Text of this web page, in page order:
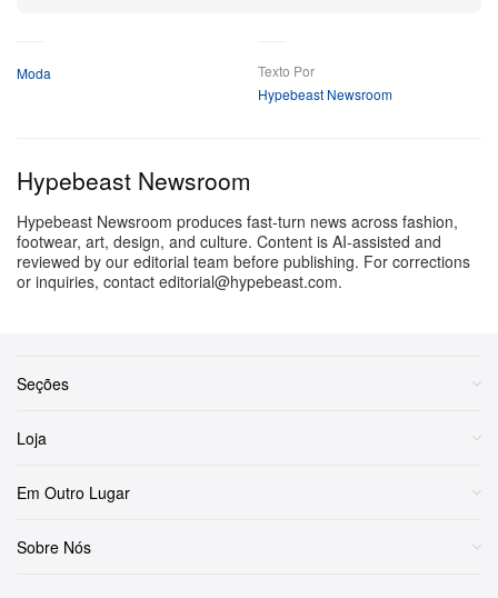
Moda
Texto Por
Hypebeast Newsroom
Hypebeast Newsroom
Hypebeast Newsroom produces fast-turn news across fashion,
footwear, art, design, and culture. Content is AI-assisted and
reviewed by our editorial team before publishing. For corrections
or inquiries, contact editorial@hypebeast.com.
Seções
Loja
Em Outro Lugar
Sobre Nós